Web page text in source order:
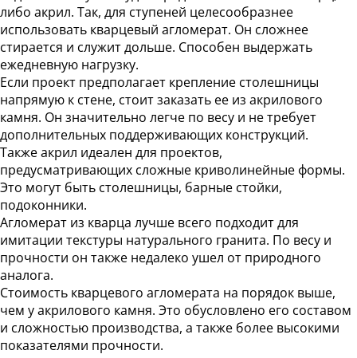
либо акрил. Так, для ступеней целесообразнее
использовать кварцевый агломерат. Он сложнее
стирается и служит дольше. Способен выдержать
ежедневную нагрузку.
Если проект предполагает крепление столешницы
напрямую к стене, стоит заказать ее из акрилового
камня. Он значительно легче по весу и не требует
дополнительных поддерживающих конструкций.
Также акрил идеален для проектов,
предусматривающих сложные криволинейные формы.
Это могут быть столешницы, барные стойки,
подоконники.
Агломерат из кварца лучше всего подходит для
имитации текстуры натурального гранита. По весу и
прочности он также недалеко ушел от природного
аналога.
Стоимость кварцевого агломерата на порядок выше,
чем у акрилового камня. Это обусловлено его составом
и сложностью производства, а также более высокими
показателями прочности.